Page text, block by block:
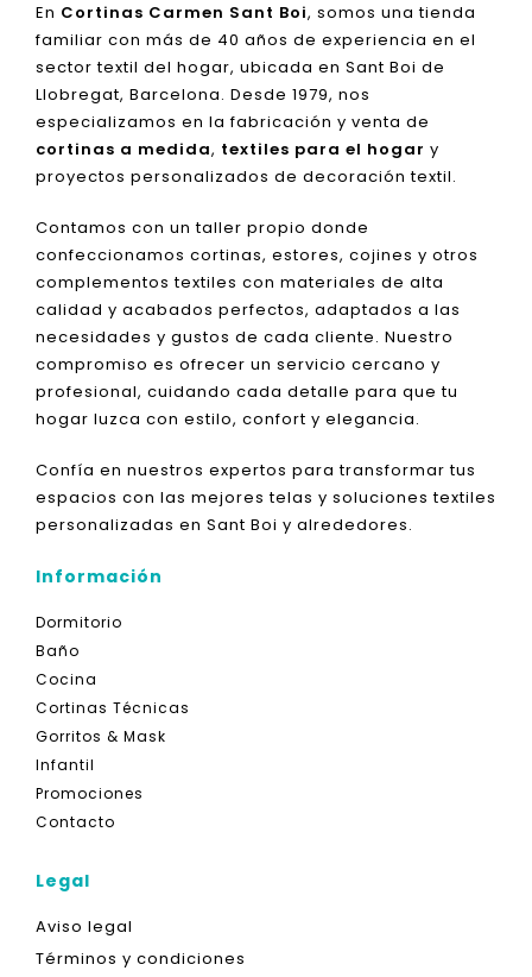
En Cortinas Carmen Sant Boi, somos una tienda
familiar con más de 40 años de experiencia en el
sector textil del hogar, ubicada en Sant Boi de
Llobregat, Barcelona. Desde 1979, nos
especializamos en la fabricación y venta de
cortinas a medida, textiles para el hogar y
proyectos personalizados de decoración textil.
Contamos con un taller propio donde
confeccionamos cortinas, estores, cojines y otros
complementos textiles con materiales de alta
calidad y acabados perfectos, adaptados a las
necesidades y gustos de cada cliente. Nuestro
compromiso es ofrecer un servicio cercano y
profesional, cuidando cada detalle para que tu
hogar luzca con estilo, confort y elegancia.
Confía en nuestros expertos para transformar tus
espacios con las mejores telas y soluciones textiles
personalizadas en Sant Boi y alrededores.
Información
Dormitorio
Baño
Cocina
Cortinas Técnicas
Gorritos & Mask
Infantil
Promociones
Contacto
Legal
Aviso legal
Términos y condiciones